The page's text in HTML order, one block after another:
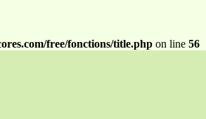
free/fonctions/title.php on line 56